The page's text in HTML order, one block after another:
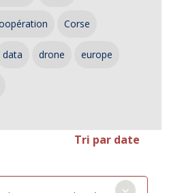
Corse
data drone europe
Tri par date